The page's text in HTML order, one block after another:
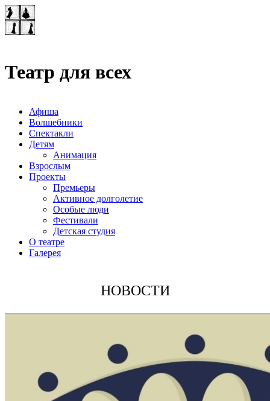
Театр для всех
Афиша
Волшебники
Спектакли
Детям
Анимация
Взрослым
Проекты
Премьеры
Активное долголетие
Особые люди
Фестивали
Детская студия
О театре
Галерея
НОВОСТИ